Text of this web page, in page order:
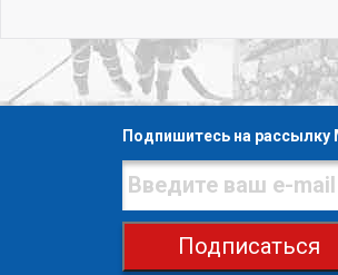
Подпишитесь на
Подписаться